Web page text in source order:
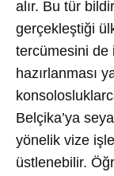
alır. Bu tür
gerçekleştiği
tercümesini de
hazırlanması
Belçika’ya
yönelik vize
üstlenebilir.